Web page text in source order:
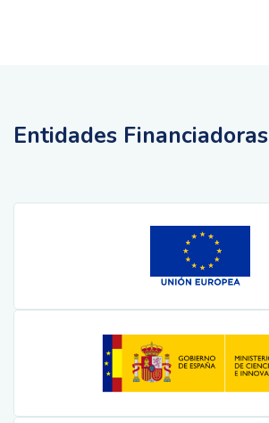
Entidades Financiadoras